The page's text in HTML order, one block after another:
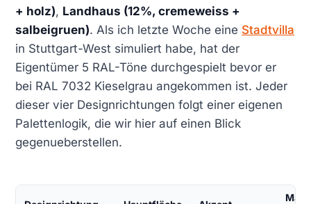
+ holz), Landhaus (12%, cremeweiss +
salbeigruen). Als ich letzte Woche eine Stadtvilla
in Stuttgart-West simuliert habe, hat der
Eigentümer 5 RAL-Töne durchgespielt bevor er
bei RAL 7032 Kieselgrau angekommen ist. Jeder
dieser vier Designrichtungen folgt einer eigenen
Palettenlogik, die wir hier auf einen Blick
gegenueberstellen.